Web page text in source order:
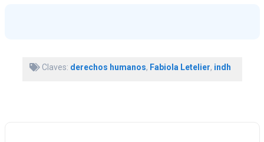
Claves: derechos humanos, Fabiola Letelier, indh